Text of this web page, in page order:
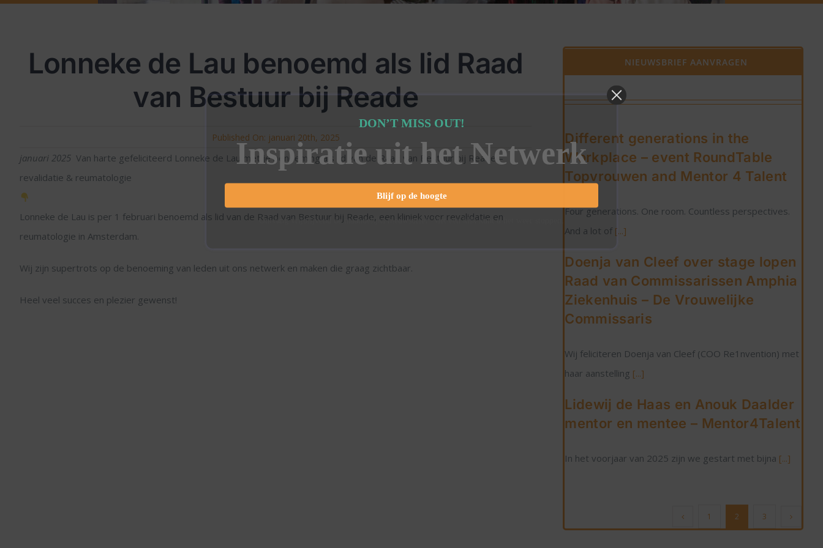
Lonneke de Lau benoemd als lid Raad
van Bestuur bij Reade
Published On: januari 20th, 2025
januari 2025Van harte gefeliciteerd Lonneke de Lau met je benoeming als lid van de Raad van Bestuur bij Reade –
revalidatie & reumatologie
Lonneke de Lau is per 1 februari benoemd als lid van de Raad van Bestuur bij Reade, een kliniek voor revalidatie en
reumatologie in Amsterdam.
Wij zijn supertrots op de benoeming van leden uit ons netwerk en maken die graag zichtbaar.
Heel veel succes en plezier gewenst!
NIEUWSBRIEF AANVRAGEN
Different generations in the
Workplace – event RoundTable
Topvrouwen and Mentor 4 Talent
Four generations. One room. Countless perspectives.
And a lot of [...]
Doenja van Cleef over stage lopen
Raad van Commissarissen Amphia
Ziekenhuis – De Vrouwelijke
Commissaris
Wij feliciteren Doenja van Cleef (COO Re1nvention) met
haar aanstelling [...]
Lidewij de Haas en Anouk Daalder
mentor en mentee – Mentor4Talent
In het voorjaar van 2025 zijn we gestart met bijna [...]
1 2 3
DON’T MISS OUT!
Inspiratie uit het Netwerk
Blijf op de hoogte
Ontvang vrijblijvend de maandelijks nieuwsbrief. Met een klik kunt u het weer stoppen.